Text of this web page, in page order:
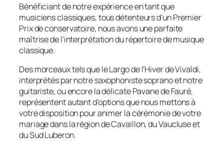
Bénéficiant de notre expérience en tant que
musiciens classiques, tous détenteurs d’un Premier
Prix de conservatoire, nous avons une parfaite
maîtrise de l’interprétation du répertoire de musique
classique.
Des morceaux tels que le Largo de l’Hiver de Vivaldi,
interprétés par notre saxophoniste soprano et notre
guitariste, ou encore la délicate Pavane de Fauré,
représentent autant d’options que nous mettons à
votre disposition pour animer la cérémonie de votre
mariage dans la région de Cavaillon, du Vaucluse et
du Sud Luberon.